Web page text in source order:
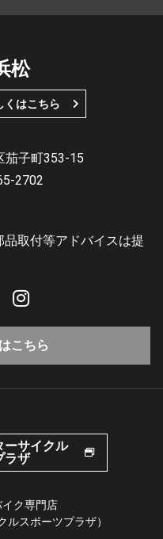
松
くはこちら
茄子町353-15
2702
取付等アドバイスは提
こちら
ーサイクル
ラザ
ク専門店
ルスポーツプラザ）